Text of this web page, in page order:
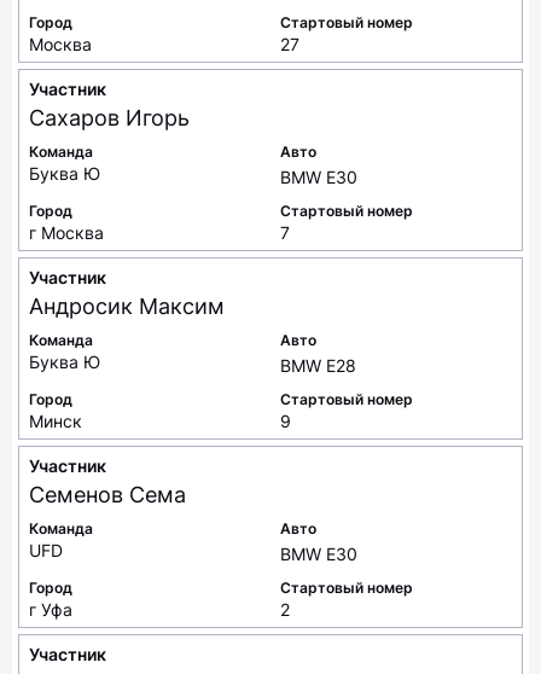
Город
Москва
Стартовый номер
27
Участник
Сахаров Игорь
Команда
Буква Ю
Авто
BMW E30
Город
г Москва
Стартовый номер
7
Участник
Андросик Максим
Команда
Буква Ю
Авто
BMW E28
Город
Минск
Стартовый номер
9
Участник
Семенов Сема
Команда
UFD
Авто
BMW E30
Город
г Уфа
Стартовый номер
2
Участник